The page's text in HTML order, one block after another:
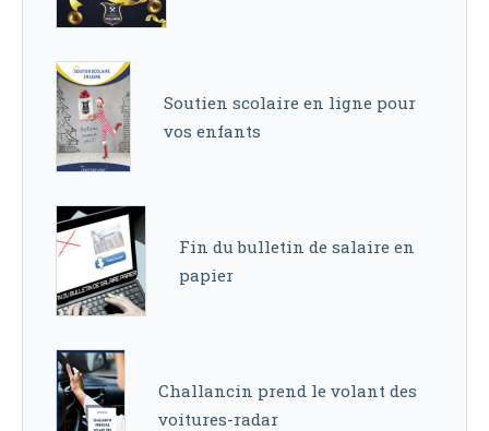
Soutien scolaire en ligne pour
vos enfants
Fin du bulletin de salaire en
papier
Challancin prend le volant des
voitures-radar